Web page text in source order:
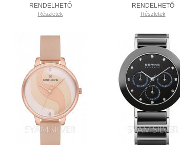
RENDELHETŐ
Részletek
RENDELHETŐ
Részletek